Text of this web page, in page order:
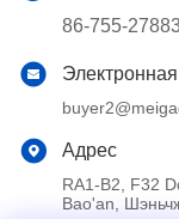
86-755-
Адрес
RA1-B2, F32
Bao'an,